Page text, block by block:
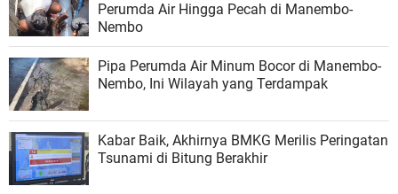
Perumda Air Hingga Pecah di Manembo-
Nembo
Pipa Perumda Air Minum Bocor di Manembo-
Nembo, Ini Wilayah yang Terdampak
Kabar Baik, Akhirnya BMKG Merilis Peringatan
Tsunami di Bitung Berakhir